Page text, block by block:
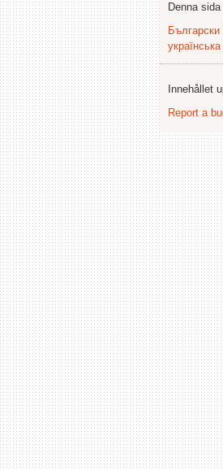
Denna
Innehållet
Report a